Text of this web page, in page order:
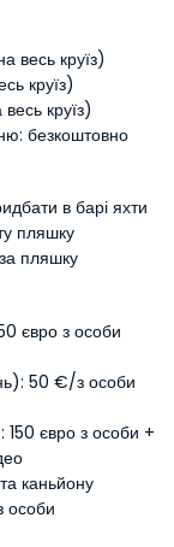
весь круїз)
круїз)
круїз)
безкоштовно
в барі яхти
пляшку
пляшку
євро з особи
50 €/з особи
150 євро з особи +
каньйону
особи